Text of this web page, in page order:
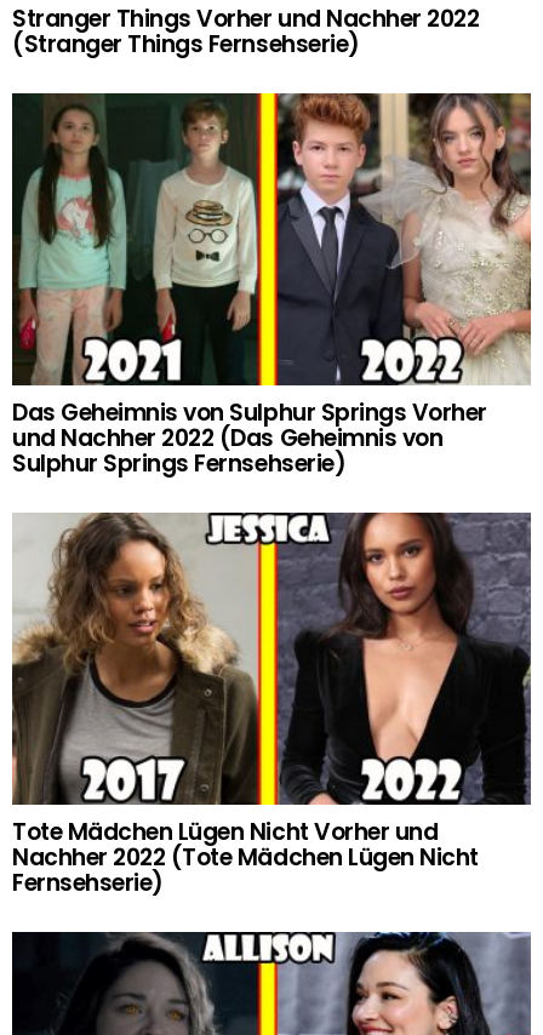
Stranger Things Vorher und Nachher 2022
(Stranger Things Fernsehserie)
Das Geheimnis von Sulphur Springs Vorher
und Nachher 2022 (Das Geheimnis von
Sulphur Springs Fernsehserie)
Tote Mädchen Lügen Nicht Vorher und
Nachher 2022 (Tote Mädchen Lügen Nicht
Fernsehserie)